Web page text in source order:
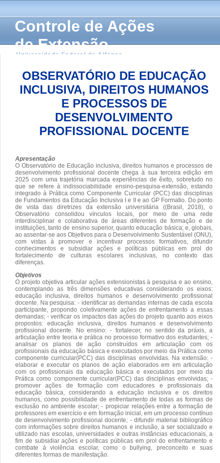
Controle de Ações
de Extensão
Universidade Federal de Alfenas
OBSERVATÓRIO DE EDUCAÇÃO
INCLUSIVA, DIREITOS HUMANOS
E PROCESSOS DE
DESENVOLVIMENTO
PROFISSIONAL DOCENTE
Apresentação
O Observatório de Educação inclusiva, direitos humanos e processos de
desenvolvimento profissional docente chega à sua terceira edição em
2025 com uma trajetória marcada experiências de êxito, sobretudo no
que se refere à indissociabilidade ensino-pesquisa-extensão, estando
integrado à Prática como Componente Curricular (PCC) das disciplinas
de Fundamentos da Educação Inclusiva I e II e ao GP Formatio. Do ponto
de vista das diretrizes da extensão universitária ((Brasil, 2018), o
Observatório consolidou vínculos locais, por meio de uma rede
interdisciplinar e colaborativa de áreas diferentes de formação e de
instituições, tanto de ensino superior, quanto educação básica; e, globais,
ao assentar-se aos Objetivos para o Desenvolvimento Sustentável (ONU),
com vistas à promover e incentivar processos formativos, difundir
conhecimentos e subsidiar ações e políticas públicas em prol do
fortalecimento de culturas escolares inclusivas, no contexto das
diferenças.
Objetivos
O projeto objetiva articular ações extensionistas à pesquisa e ao ensino,
contemplando as três dimensões educativas considerando os eixos:
educação inclusiva, direitos humanos e desenvolvimento profissional
docente. Na pesquisa: - identificar as demandas internas de cada escola
participante, propondo coletivamente ações de enfrentamento a essas
demandas; - verificar os impactos das ações do projeto quanto aos eixos
propostos: educação inclusiva, direitos humanos e desenvolvimento
profissional docente. No ensino: - fortalecer, no sentido da práxis, a
articulação entre teoria e prática no processo formativo dos estudantes; -
analisar os planos de ação construídos em articulação com os
profissionais da educação básica e executados por meio da Prática como
componente curricular(PCC) das disciplinas envolvidas. Na extensão: -
elaborar e executar os planos de ação elaborados em em articulação
com os profissionais da educação básica e executados por meio da
Prática como componente curricular(PCC) das disciplinas envolvidas; -
promover ações de formação com educadores e profissionais da
educação básica, considerando a educação inclusiva e os direitos
humanos, como possibilidade de enfrentamento de todas as formas de
exclusão no ambiente escolar; - propiciar relações entre a formação de
professores em exercício e em formação inicial, em um processo contínuo
de desenvolvimento profissional docente; - difundir material bibliográfico
com informações sobre direitos humanos e inclusão, a ser socializado e
utilizado nas escolas, universidades e outras instâncias educacionais, a
fim de subsidiar ações e políticas públicas em prol do enfrentamento e
combate à violência escolar, como o bullying, preconceito e suas
diferentes formas de manifestação.